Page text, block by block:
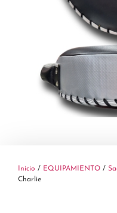
Inicio / EQUIPAMIENTO /
Charlie